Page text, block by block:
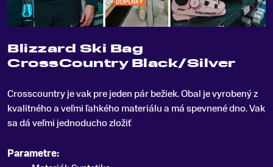
Blizzard Ski Bag
CrossCountry Black/Silver
Crosscountry je vak pre jeden pár bežiek.Obal je vyrobený z
kvalitného a veľmi ľahkého materiálu a má spevnené dno. Vak
sa dá veľmi jednoducho zložiť
Parametre: